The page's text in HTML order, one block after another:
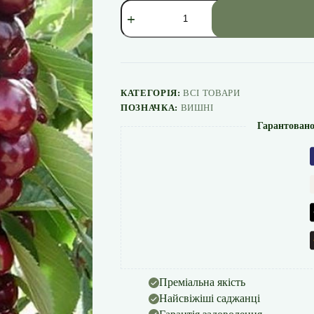
Вишня
Ексклюзив
колоновидна
кількість
КАТЕГОРІЯ:ВСІ ТОВАРИ
ПОЗНАЧКА: ВИШНІ
Преміальна якість
Найсвіжіші саджанці